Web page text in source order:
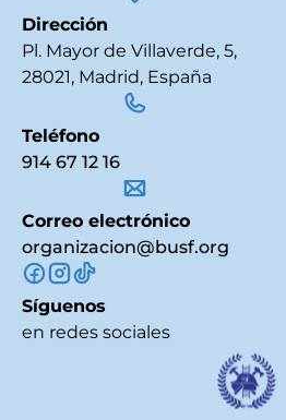
Dirección
Pl. Mayor de Villaverde, 5,
28021, Madrid, España
Teléfono
914 67 12 16
Correo electrónico
organizacion@busf.org
Síguenos
en redes sociales